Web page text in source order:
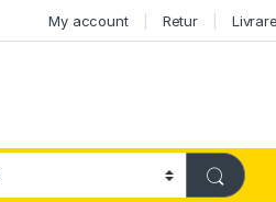
My account Retur Livrare